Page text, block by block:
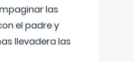
las
el padre y
llevadera las